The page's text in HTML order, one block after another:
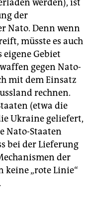
werden), ist
der
Nato. Denn wenn
müsste es auch
Gebiet
gegen Nato-
mit dem Einsatz
rechnen.
(etwa die
Ukraine geliefert,
Nato-Staaten
bei der Lieferung
der
keine „rote Linie“